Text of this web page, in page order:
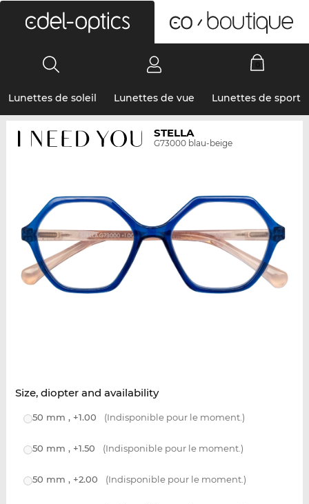
Lunettes de soleil Lunettes de vue Lunettes de sport
STELLA
G73000 blau-beige
Size, diopter and availability
50 mm , +1.00 (Indisponible pour le moment.)
50 mm , +1.50 (Indisponible pour le moment.)
50 mm , +2.00 (Indisponible pour le moment.)